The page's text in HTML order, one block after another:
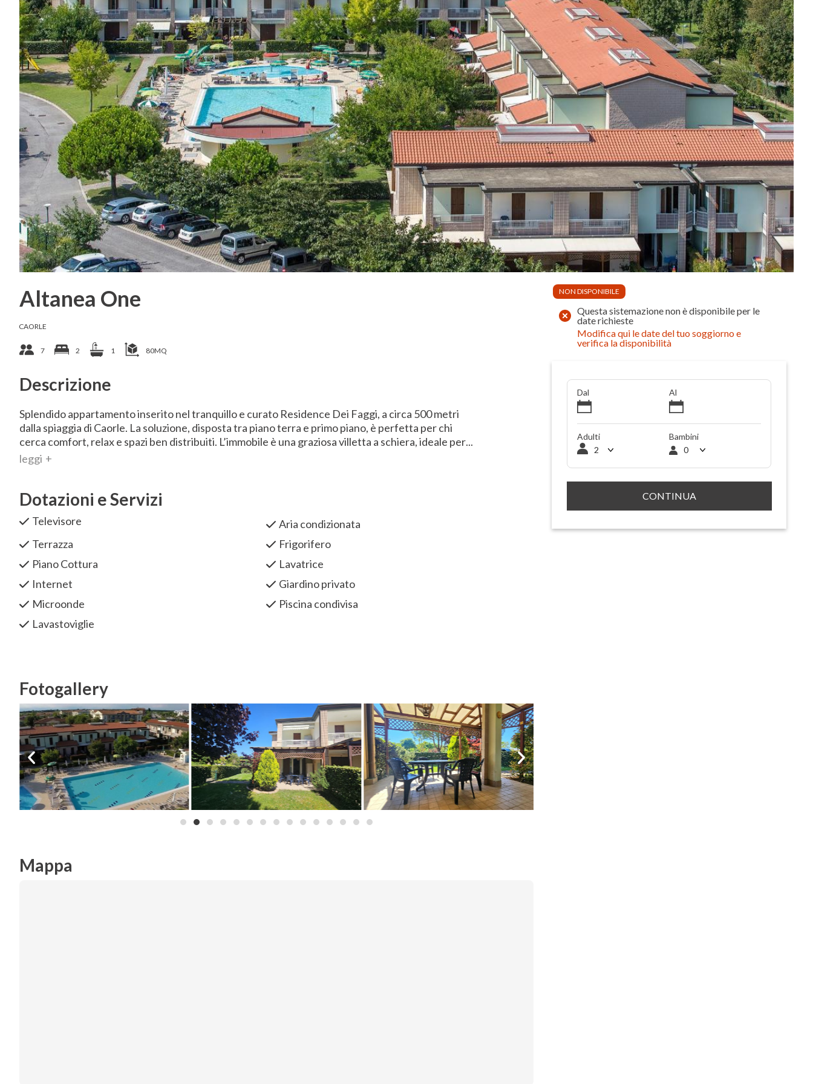
Altanea One
CAORLE
7 2 1 80MQ
Descrizione
Splendido appartamento inserito nel tranquillo e curato Residence Dei Faggi, a circa 500 metri
dalla spiaggia di Caorle. La soluzione, disposta tra piano terra e primo piano, è perfetta per chi
cerca comfort, relax e spazi ben distribuiti. L’immobile è una graziosa villetta a schiera, ideale per...
leggi
Dotazioni e Servizi
Televisore
Aria condizionata
Terrazza
Frigorifero
Piano Cottura
Lavatrice
Internet
Giardino privato
Microonde
Piscina condivisa
Lavastoviglie
NON DISPONIBILE
Questa sistemazione non è disponibile per le
date richieste
Modifica qui le date del tuo soggiorno e
verifica la disponibilità
Dal Al
Adulti Bambini
Fotogallery
Mappa